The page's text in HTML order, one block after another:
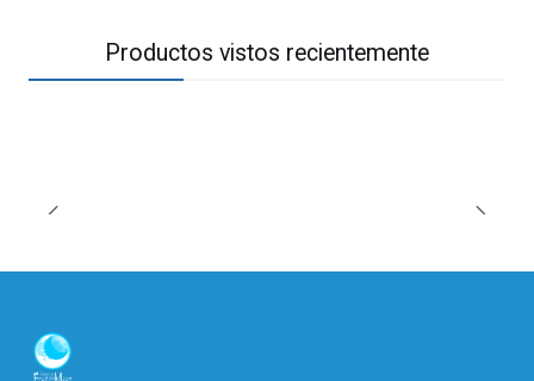
Productos vistos recientemente